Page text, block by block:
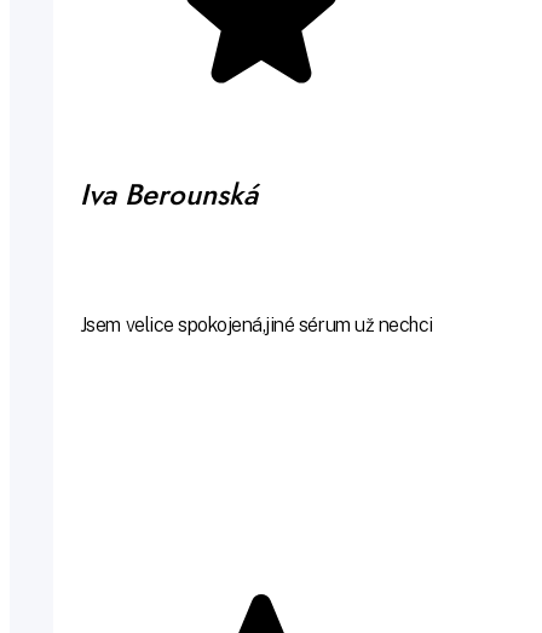
Iva Berounská
Jsem velice spokojená,jiné sérum už nechci